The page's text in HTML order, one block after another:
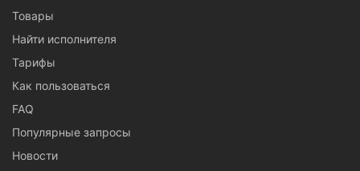
Товары
Найти исполнителя
Тарифы
Как пользоваться
FAQ
Популярные запросы
Новости